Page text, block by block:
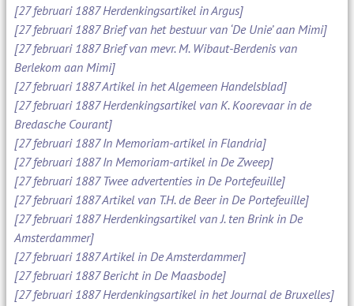
[27 februari 1887 Herdenkingsartikel in Argus]
[27 februari 1887 Brief van het bestuur van ‘De Unie’ aan Mimi]
[27 februari 1887 Brief van mevr. M. Wibaut-Berdenis van
Berlekom aan Mimi]
[27 februari 1887 Artikel in het Algemeen Handelsblad]
[27 februari 1887 Herdenkingsartikel van K. Koorevaar in de
Bredasche Courant]
[27 februari 1887 In Memoriam-artikel in Flandria]
[27 februari 1887 In Memoriam-artikel in De Zweep]
[27 februari 1887 Twee advertenties in De Portefeuille]
[27 februari 1887 Artikel van T.H. de Beer in De Portefeuille]
[27 februari 1887 Herdenkingsartikel van J. ten Brink in De
Amsterdammer]
[27 februari 1887 Artikel in De Amsterdammer]
[27 februari 1887 Bericht in De Maasbode]
[27 februari 1887 Herdenkingsartikel in het Journal de Bruxelles]